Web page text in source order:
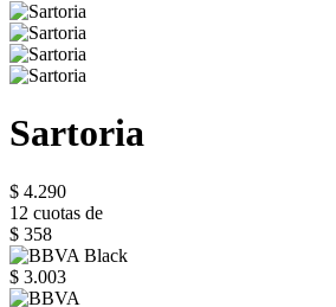
Sartoria
$ 4.290
12 cuotas de
$ 358
$ 3.003